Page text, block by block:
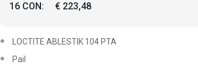
16 CON: € 223,48
LOCTITE ABLESTIK 104 PTA
Pail